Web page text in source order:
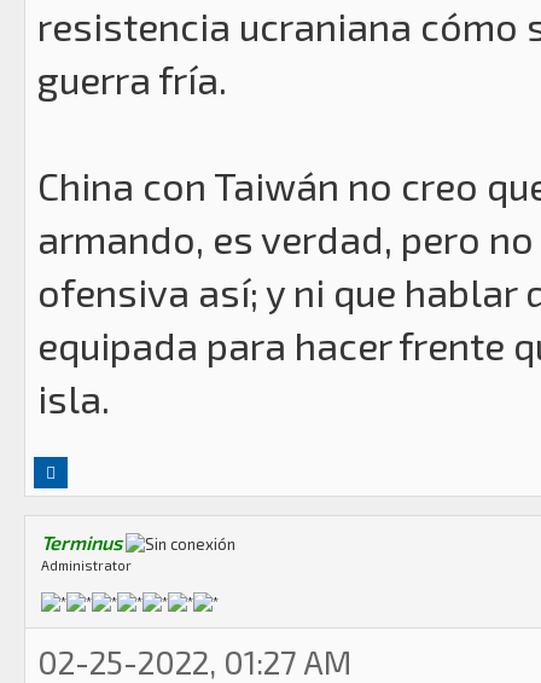
resistencia ucraniana cómo
guerra fría.
China con Taiwán no creo
armando, es verdad, pero
ofensiva así; y ni que hablar
equipada para hacer frente
isla.
Terminus
Administrator
02-25-2022, 01:27 AM